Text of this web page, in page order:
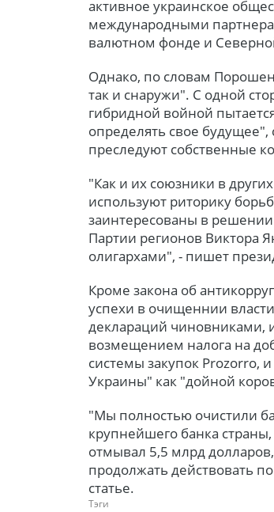
активное украинское
международными
валютном фонде и
Однако, по словам
так и снаружи". С одной
гибридной войной
определять свое
преследуют собственные
"Как и их союзники в
используют риторику
заинтересованы в
Партии регионов Виктора
олигархами", - пишет
Кроме закона об
успехи в очищеннии
деклараций чиновниками,
возмещением налога на
системы закупок Prozorro,
Украины" как "дойной
"Мы полностью очистили
крупнейшего банка
отмывал 5,5 млрд долларов,
продолжать действовать
статье.
Тэги